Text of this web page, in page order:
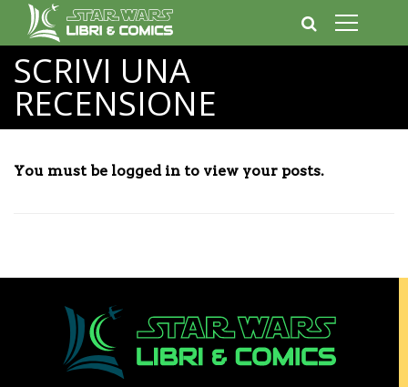
SCRIVI UNA
RECENSIONE
You must be logged in to view your posts.